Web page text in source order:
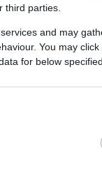
third parties.
and may
You may
for below
εκδοχή
καθαρή
σαν
τη
Adams και ο
αθώοι όσο